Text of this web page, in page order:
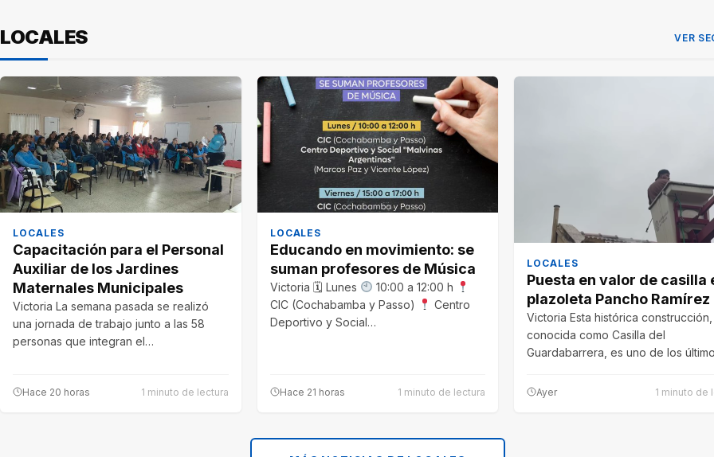
LOCALES VER
LOCALES
Capacitación para el Personal
Auxiliar de los Jardines
Maternales Municipales
Victoria La semana pasada se realizó
una jornada de trabajo junto a las 58
personas que integran el…
Hace 20 horas 1 minuto de lectura
LOCALES
Educando en movimiento: se
suman profesores de Música
Victoria 🗓 Lunes
10:00 a 12:00 h
CIC (Cochabamba y Passo)
Centro
Deportivo y Social…
Hace 21 horas 1 minuto de lectura
LOCALES
Puesta en valor de casilla
plazoleta Pancho Ramírez
Victoria Esta histórica construcción,
conocida como Casilla del
Guardabarrera, es uno de los
Ayer 1 minuto de